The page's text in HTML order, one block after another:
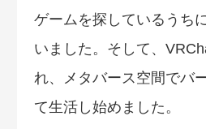
ゲームを探しているうち
いました。そして、
れ、メタバース空間でバ
て生活し始めました。